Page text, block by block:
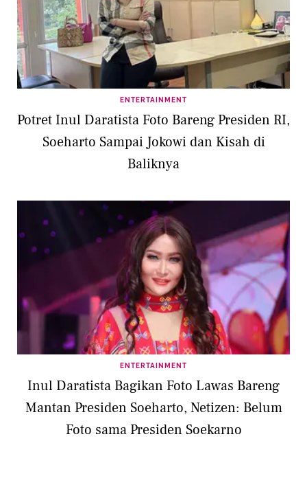
ENTERTAINMENT
Potret Inul Daratista Foto Bareng Presiden RI,
Soeharto Sampai Jokowi dan Kisah di
Baliknya
ENTERTAINMENT
Inul Daratista Bagikan Foto Lawas Bareng
Mantan Presiden Soeharto, Netizen: Belum
Foto sama Presiden Soekarno